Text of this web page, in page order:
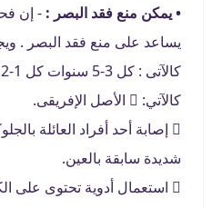
• يمكن منع فقد البصر : - إن
يساعد على منع فقد البصر .
كالآتي:  الأصل الإفريقى.
شديدة سابقة بالعين.
 استعمال أدوية تحتوى على الكورتيزون.